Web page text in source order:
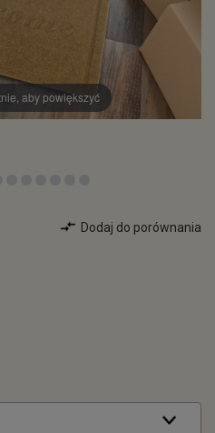
aby powiększyć
Dodaj do porównania